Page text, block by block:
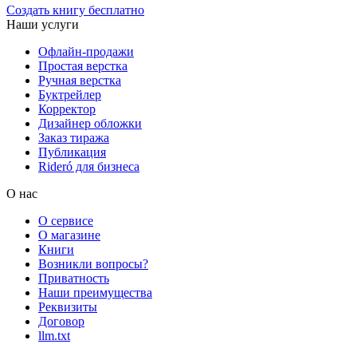
Создать книгу бесплатно
Наши услуги
Офлайн-продажи
Простая верстка
Ручная верстка
Буктрейлер
Корректор
Дизайнер обложки
Заказ тиража
Публикация
Rideró для бизнеса
О нас
О сервисе
О магазине
Книги
Возникли вопросы?
Приватность
Наши преимущества
Реквизиты
Договор
llm.txt